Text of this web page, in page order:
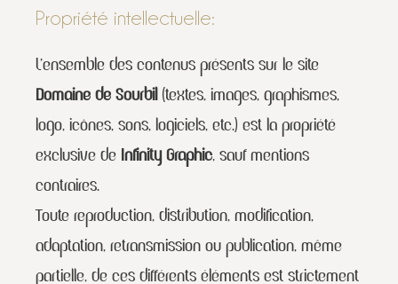
Propriété intellectuelle:
L’ensemble des contenus présents sur le site
Domaine de Sourbil (textes, images, graphismes,
logo, icônes, sons, logiciels, etc.) est la propriété
exclusive de Infinity Graphic, sauf mentions
contraires.
Toute reproduction, distribution, modification,
adaptation, retransmission ou publication, même
partielle, de ces différents éléments est strictement